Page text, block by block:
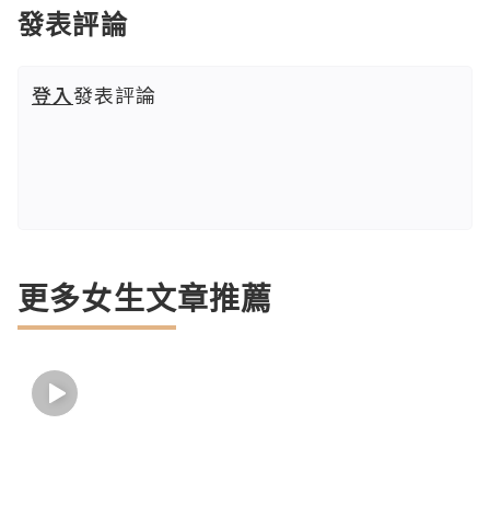
發表評論
登入發表評論
更多女生文章推薦